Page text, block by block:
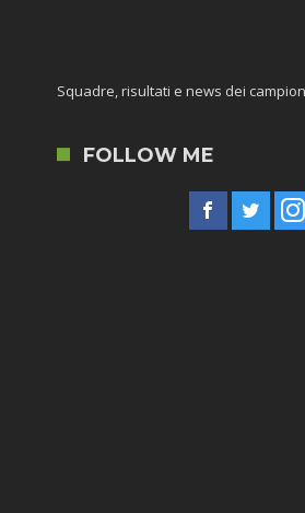
Squadre, risultati e news dei
FOLLOW ME